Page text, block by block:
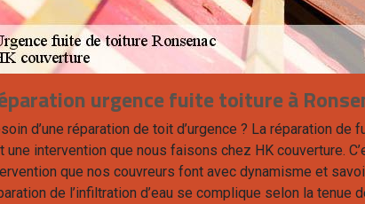
urgence fuite toiture à
d’une réparation de toit d’urgence ? La réparation de
une intervention que nous faisons chez HK couverture.
que nos couvreurs font avec dynamisme et
de l’infiltration d’eau se complique selon la tenue